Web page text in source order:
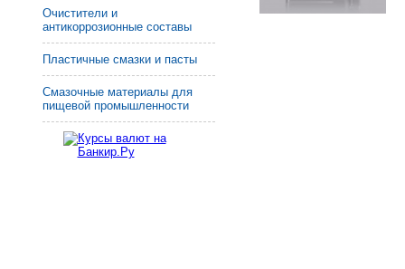
Очистители и
антикоррозионные составы
Пластичные смазки и пасты
Смазочные материалы для
пищевой промышленности